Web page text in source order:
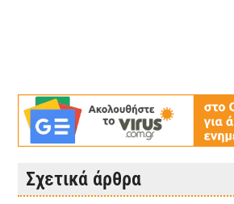
Σχετικά άρθρα